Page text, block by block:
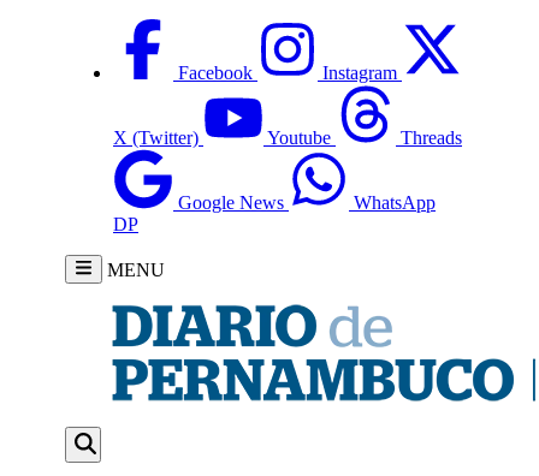
Facebook Instagram
X (Twitter) Youtube Threads
Google News
WhatsApp
DP
MENU